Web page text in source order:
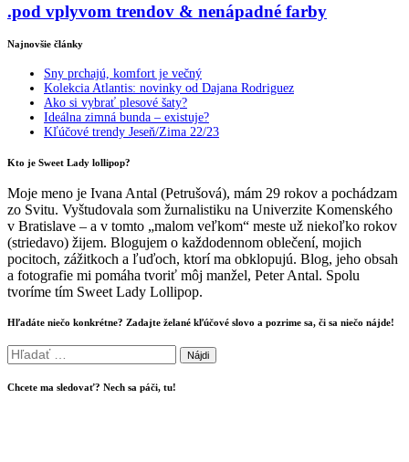
.pod vplyvom trendov & nenápadné farby
Najnovšie články
Sny prchajú, komfort je večný
Kolekcia Atlantis: novinky od Dajana Rodriguez
Ako si vybrať plesové šaty?
Ideálna zimná bunda – existuje?
Kľúčové trendy Jeseň/Zima 22/23
Kto je Sweet Lady lollipop?
Moje meno je Ivana Antal (Petrušová), mám 29 rokov a pochádzam
zo Svitu. Vyštudovala som žurnalistiku na Univerzite Komenského
v Bratislave – a v tomto „malom veľkom“ meste už niekoľko rokov
(striedavo) žijem. Blogujem o každodennom oblečení, mojich
pocitoch, zážitkoch a ľuďoch, ktorí ma obklopujú. Blog, jeho obsah
a fotografie mi pomáha tvoriť môj manžel, Peter Antal. Spolu
tvoríme tím Sweet Lady Lollipop.
Hľadáte niečo konkrétne? Zadajte želané kľúčové slovo a pozrime sa, či sa niečo nájde!
Hľadať:
Chcete ma sledovať? Nech sa páči, tu!